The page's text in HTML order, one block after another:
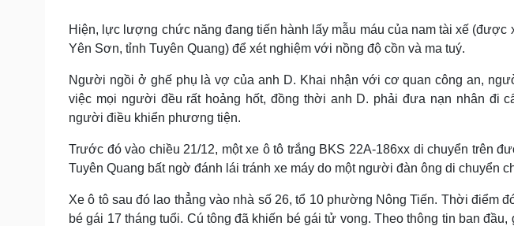
Hiện, lực lượng chức năng đang tiến hành lấy mẫu máu của nam tài xế (được
Yên Sơn, tỉnh Tuyên Quang) để xét nghiệm với nồng độ cồn và ma tuý.
Người ngồi ở ghế phụ là vợ của anh D. Khai nhận với cơ quan công an,
việc mọi người đều rất hoảng hốt, đồng thời anh D. phải đưa nạn nhân đi
người điều khiển phương tiện.
Trước đó vào chiều 21/12, một xe ô tô trắng BKS 22A-186xx di chuyển trên
Tuyên Quang bất ngờ đánh lái tránh xe máy do một người đàn ông di chuyển
Xe ô tô sau đó lao thẳng vào nhà số 26, tổ 10 phường Nông Tiến. Thời điểm
bé gái 17 tháng tuổi. Cú tông đã khiến bé gái tử vong. Theo thông tin ban